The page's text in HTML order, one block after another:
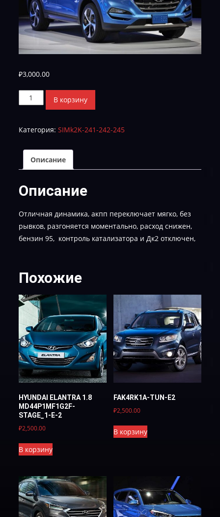
₽3,000.00
Количество
товара
Tucson
STAGE_1-
E_2
В корзину
Категория: SIMk2K-241-242-245
Описание
Описание
Отличная динамика, акпп переключает мягко, без
рывков, разгоняется моментально, расход снижен,
бензин 95, контроль катализатора и Дк2 отключен,
Похожие
HYUNDAI ELANTRA 1.8
MD44P1MF1G2F-
STAGE_1-E-2
₽2,500.00
В корзину
FAK4RK1A-TUN-E2
₽2,500.00
В корзину